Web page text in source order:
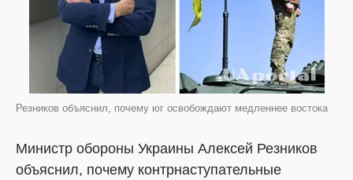
Резников объяснил, почему юг освобождают медленнее востока
Министр обороны Украины Алексей Резников
объяснил, почему контрнаступательные